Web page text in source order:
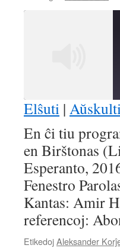
RSS FEED
LINK
EMBED
Elŝuti |
En ĉi tiu
en Birštonas
Esperanto,
Fenestro
Kantas: Amir
referencoj:
EtikedojAleksander